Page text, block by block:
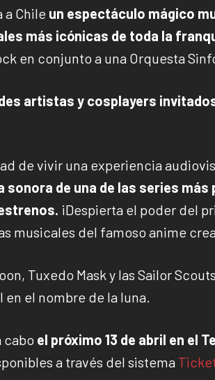
a Chile un espectáculo mágico
más icónicas de toda la
en conjunto a una Orquesta
artistas y cosplayers
de vivir una experiencia
sonora de una de las series
¡Despierta el poder del
musicales del famoso anime
Tuxedo Mask y las Sailor
el nombre de la luna.
cabo el próximo 13 de abril en el
a través del sistema